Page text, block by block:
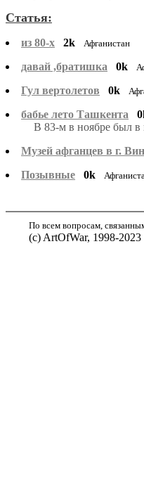
Статья:
из 80-х 2k Афганистан
давай ,братишка 0k
Гул вертолетов 0k
бабье лето Ташкента
В 83-м в ноябре был в
Музей афганцев в г.
Позывные 0k
По всем вопросам,
(с) ArtOfWar, 1998-2023